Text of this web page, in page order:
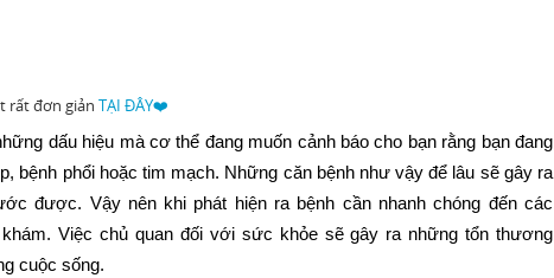
rất đơn giản TẠI ĐÂY❤️
dấu hiệu mà cơ thể đang muốn cảnh báo cho bạn rằng bạn đang
bệnh phổi hoặc tim mạch. Những căn bệnh như vậy để lâu sẽ gây ra
được. Vậy nên khi phát hiện ra bệnh cần nhanh chóng đến các
Việc chủ quan đối với sức khỏe sẽ gây ra những tổn thương
cuộc sống.